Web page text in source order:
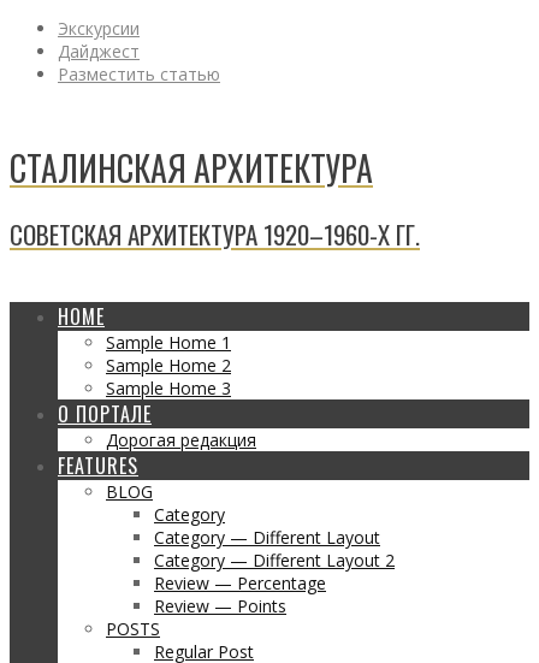
Экскурсии
Дайджест
Разместить статью
СТАЛИНСКАЯ АРХИТЕКТУРА
СОВЕТСКАЯ АРХИТЕКТУРА 1920–1960-Х ГГ.
HOME
Sample Home 1
Sample Home 2
Sample Home 3
О ПОРТАЛЕ
Дорогая редакция
FEATURES
BLOG
Category
Category — Different Layout
Category — Different Layout 2
Review — Percentage
Review — Points
POSTS
Regular Post